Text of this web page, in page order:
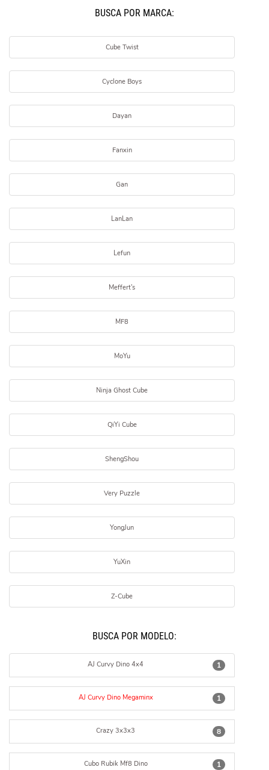
BUSCÁ POR MARCA:
Cube Twist
Cyclone Boys
Dayan
Fanxin
Gan
LanLan
Lefun
Meffert's
MF8
MoYu
Ninja Ghost Cube
QiYi Cube
ShengShou
Very Puzzle
YongJun
YuXin
Z-Cube
BUSCÁ POR MODELO:
1
AJ Curvy Dino 4x4
1
AJ Curvy Dino Megaminx
8
Crazy 3x3x3
1
Cubo Rubik Mf8 Dino